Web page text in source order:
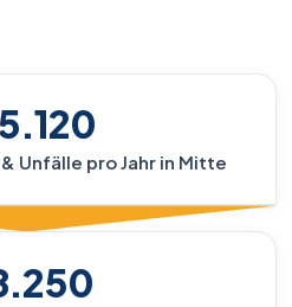
Unfälle pro Jahr in Mitte